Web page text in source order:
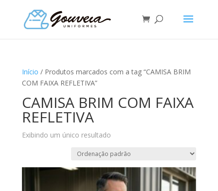
Início / Produtos marcados com a tag “CAMISA BRIM
COM FAIXA REFLETIVA”
CAMISA BRIM COM FAIXA
REFLETIVA
Exibindo um único resultado